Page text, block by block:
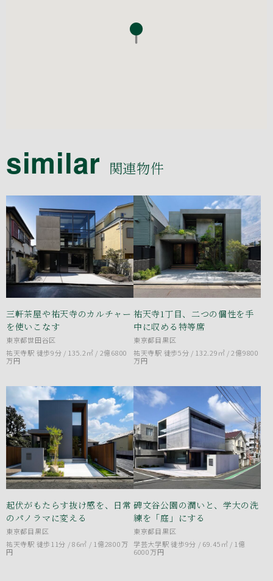
similar 関連物件
三軒茶屋や祐天寺のカルチャー
を使いこなす
東京都世田谷区
祐天寺駅 徒歩9分 / 135.2㎡ / 2億6800
万円
祐天寺1丁目、二つの個性を手
中に収める特等席
東京都目黒区
祐天寺駅 徒歩5分 / 132.29㎡ /2億9800
万円
起伏がもたらす抜け感を、日常
のパノラマに変える
東京都目黒区
祐天寺駅 徒歩11分 / 86㎡ / 1億2800万
円
碑文谷公園の潤いと、学大の洗
練を「庭」にする
東京都目黒区
学芸大学駅 徒歩9分 / 69.45㎡ / 1億
6000万円